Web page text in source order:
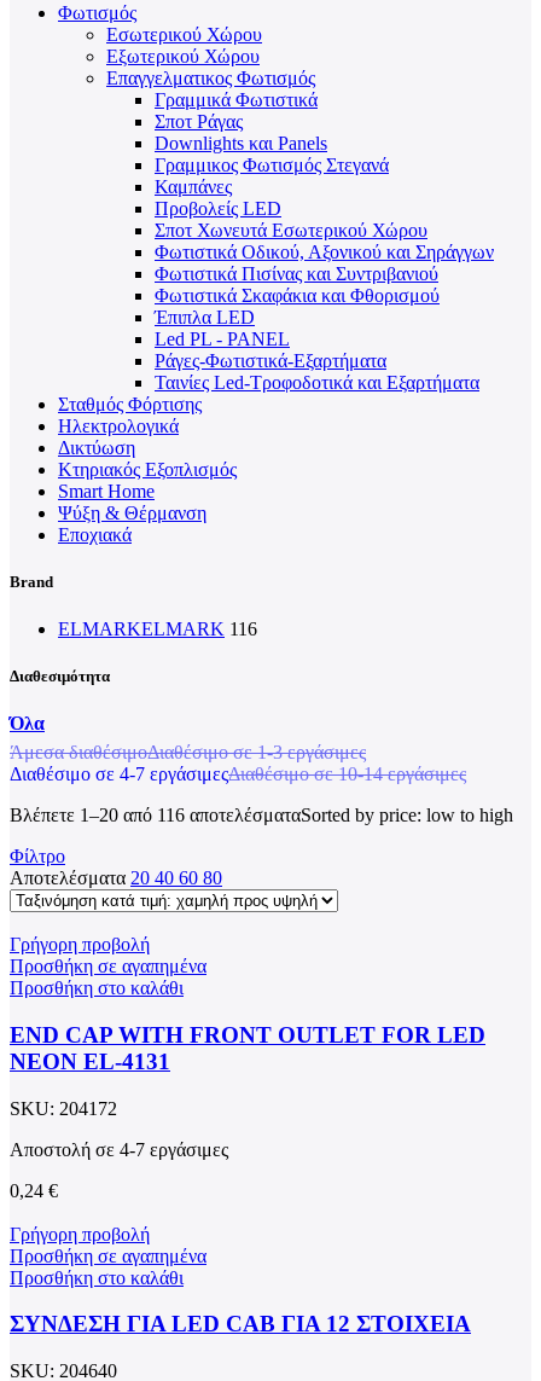
Φωτισμός
Εσωτερικού Χώρου
Εξωτερικού Χώρου
Επαγγελματικος Φωτισμός
Γραμμικά Φωτιστικά
Σποτ Ράγας
Downlights και Panels
Γραμμικος Φωτισμός Στεγανά
Καμπάνες
Προβολείς LED
Σποτ Χωνευτά Εσωτερικού Χώρου
Φωτιστικά Οδικού, Αξονικού και Σηράγγων
Φωτιστικά Πισίνας και Συντριβανιού
Φωτιστικά Σκαφάκια και Φθορισμού
Έπιπλα LED
Led PL - PANEL
Ράγες-Φωτιστικά-Εξαρτήματα
Ταινίες Led-Τροφοδοτικά και Εξαρτήματα
Σταθμός Φόρτισης
Ηλεκτρολογικά
Δικτύωση
Κτηριακός Εξοπλισμός
Smart Home
Ψύξη & Θέρμανση
Εποχιακά
Brand
ELMARKELMARK 116
Διαθεσιμότητα
Όλα
Άμεσα διαθέσιμοΔιαθέσιμο σε 1-3 εργάσιμες
Διαθέσιμο σε 4-7 εργάσιμεςΔιαθέσιμο σε 10-14 εργάσιμες
Βλέπετε 1–20 από 116 αποτελέσματαSorted by price: low to high
Φίλτρο
Αποτελέσματα 20 40 60 80
Γρήγορη προβολή
Προσθήκη σε αγαπημένα
Προσθήκη στο καλάθι
END CAP WITH FRONT OUTLET FOR LED
NEON EL-4131
SKU: 204172
Αποστολή σε 4-7 εργάσιμες
0,24 €
Γρήγορη προβολή
Προσθήκη σε αγαπημένα
Προσθήκη στο καλάθι
ΣΥΝΔΕΣΗ ΓΙΑ LED CAB ΓΙΑ 12 ΣΤΟΙΧΕΙΑ
SKU: 204640